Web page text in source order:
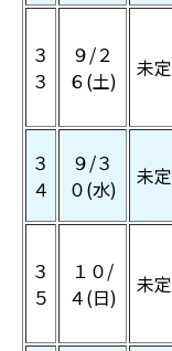
３
３
９/２
６(土)
未定
３
４
９/３
０(水)
未定
３
５
１０/
４(日)
未定